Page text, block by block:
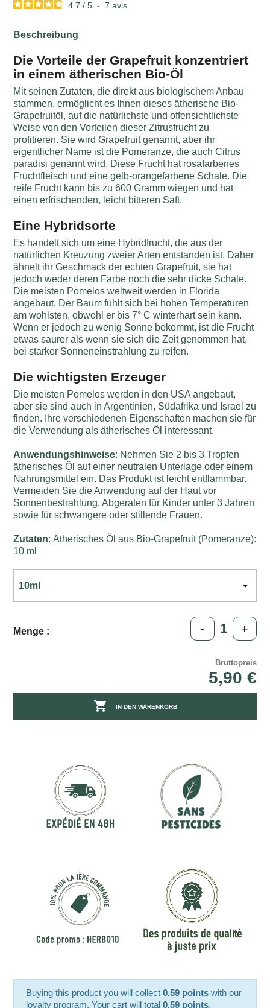
4.7 / 5 - 7avis
Beschreibung
Die Vorteile der Grapefruit konzentriert
in einem ätherischen Bio-Öl
Mit seinen Zutaten, die direkt aus biologischem Anbau
stammen, ermöglicht es Ihnen dieses ätherische Bio-
Grapefruitöl, auf die natürlichste und offensichtlichste
Weise von den Vorteilen dieser Zitrusfrucht zu
profitieren. Sie wird Grapefruit genannt, aber ihr
eigentlicher Name ist die Pomeranze, die auch Citrus
paradisi genannt wird. Diese Frucht hat rosafarbenes
Fruchtfleisch und eine gelb-orangefarbene Schale. Die
reife Frucht kann bis zu 600 Gramm wiegen und hat
einen erfrischenden, leicht bitteren Saft.
Eine Hybridsorte
Es handelt sich um eine Hybridfrucht, die aus der
natürlichen Kreuzung zweier Arten entstanden ist. Daher
ähnelt ihr Geschmack der echten Grapefruit, sie hat
jedoch weder deren Farbe noch die sehr dicke Schale.
Die meisten Pomelos weltweit werden in Florida
angebaut. Der Baum fühlt sich bei hohen Temperaturen
am wohlsten, obwohl er bis 7° C winterhart sein kann.
Wenn er jedoch zu wenig Sonne bekommt, ist die Frucht
etwas saurer als wenn sie sich die Zeit genommen hat,
bei starker Sonneneinstrahlung zu reifen.
Die wichtigsten Erzeuger
Die meisten Pomelos werden in den USA angebaut,
aber sie sind auch in Argentinien, Südafrika und Israel zu
finden. Ihre verschiedenen Eigenschaften machen sie für
die Verwendung als ätherisches Öl interessant.
Anwendungshinweise: Nehmen Sie 2 bis 3 Tropfen
ätherisches Öl auf einer neutralen Unterlage oder einem
Nahrungsmittel ein. Das Produkt ist leicht entflammbar.
Vermeiden Sie die Anwendung auf der Haut vor
Sonnenbestrahlung. Abgeraten für Kinder unter 3 Jahren
sowie für schwangere oder stillende Frauen.
Zutaten: Ätherisches Öl aus Bio-Grapefruit (Pomeranze):
10 ml
Menge : - +
Bruttopreis
5,90 €
 IN DEN WARENKORB
Buying this product you will collect0.59 points with our
loyalty program. Your cart will total0.59 points.